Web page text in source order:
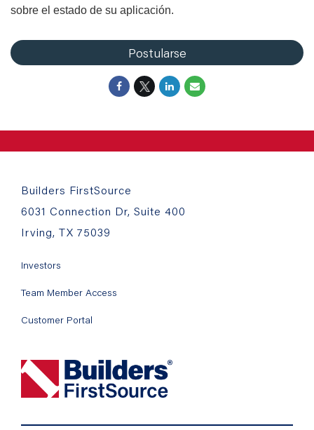
sobre el estado de su aplicación.
Postularse
Builders FirstSource
6031 Connection Dr, Suite 400
Irving, TX 75039
Investors
Team Member Access
Customer Portal